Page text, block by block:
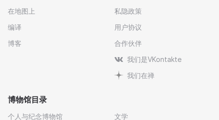
在地图上
编译
博客
私隐政策
用户协议
合作伙伴
我们是VKontakte
我们在禅
博物馆目录
个人与纪念博物馆
文学